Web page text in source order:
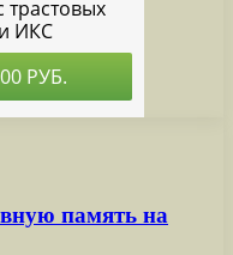
память на